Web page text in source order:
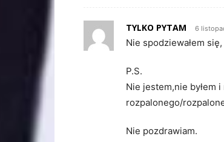
TYLKO PYTAM 6
Nie spodziewałem
P.S.
Nie jestem,nie byłem
rozpalonego/
Nie pozdrawiam.